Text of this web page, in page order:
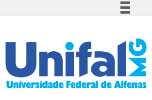
Participe
Acesso à informação
Legislação